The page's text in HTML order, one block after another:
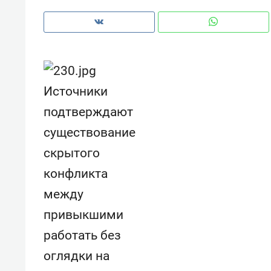
Источники
подтверждают
существование
скрытого
конфликта
между
привыкшими
работать без
оглядки на
Рекомендуем
Опыт выживания в дикой
природе, работа
с ментальным и физическим